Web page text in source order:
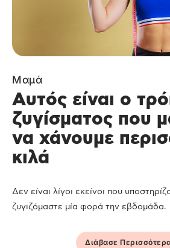
Μαμά
Αυτός είναι ο
ζυγίσματος που
να χάνουμε
κιλά
Δεν είναι λίγοι εκείνοι που
ζυγιζόμαστε μία φορά την εβδομάδα.
Διάβασε